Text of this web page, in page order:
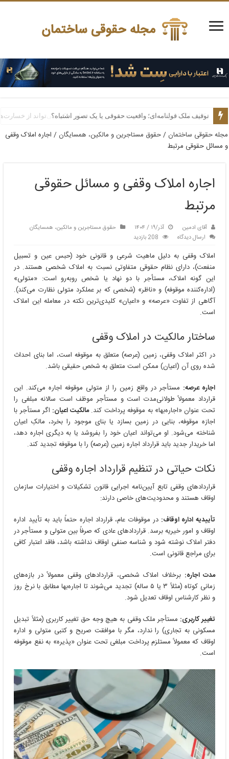
توقیف ملک قولنامه‌ای؛ واقعیت حقوقی یا یک تصور اشتباه؟
وکیل ملکی؛ چرا انتخاب یک متخصص در پرونده‌های ملکی می‌تواند از
مجله حقوقی ساختمان/حقوق مستاجرین و مالکین، همسایگان/ اجاره املاک وقفی
و مسائل حقوقی مرتبط
اجاره املاک وقفی و مسائل حقوقی
مرتبط
آقای ادمین آذر/۱۹ / ۱۴۰۴
حقوق مستاجرین و مالکین، همسایگان
ارسال دیدگاه
208 بازدید
املاک وقفی به دلیل ماهیت شرعی و قانونی خود (حبس عین و تسبیل
منفعت)، دارای نظام حقوقی متفاوتی نسبت به املاک شخصی هستند. در
این گونه املاک، مستأجر با دو نهاد یا شخص روبه‌رو است: «متولی»
(اداره‌کننده موقوفه) و «ناظر» (شخصی که بر عملکرد متولی نظارت می‌کند).
آگاهی از تفاوت «عرصه» و «اعیان» کلیدی‌ترین نکته در معامله این املاک
است.
ساختار مالکیت در املاک وقفی
در اکثر املاک وقفی، زمین (عرصه) متعلق به موقوفه است، اما بنای احداث
شده روی آن (اعیان) ممکن است متعلق به شخص حقیقی باشد.
اجاره عرصه: مستأجر در واقع زمین را از متولی موقوفه اجاره می‌کند. این
قرارداد معمولاً طولانی‌مدت است و مستأجر موظف است سالانه مبلغی را
تحت عنوان «اجاره‌بها» به موقوفه پرداخت کند.مالکیت اعیان: اگر مستأجر با
اجازه موقوفه، بنایی در زمین بسازد یا بنای موجود را بخرد، مالکِ اعیان
شناخته می‌شود. او می‌تواند اعیان خود را بفروشد یا به دیگری اجاره دهد،
اما خریدار جدید باید قرارداد اجاره زمین (عرصه) را با موقوفه تجدید کند.
نکات حیاتی در تنظیم قرارداد اجاره وقفی
قراردادهای وقفی تابع آیین‌نامه اجرایی قانون تشکیلات و اختیارات سازمان
اوقاف هستند و محدودیت‌های خاصی دارند:
تأییدیه اداره اوقاف: در موقوفات عام، قرارداد اجاره حتماً باید به تأیید اداره
اوقاف و امور خیریه برسد. قراردادهای عادی که صرفاً بین متولی و مستأجر در
دفتر املاک نوشته شود و شناسه صنفی اوقاف نداشته باشد، فاقد اعتبار کافی
برای مراجع قانونی است.
مدت اجاره: برخلاف املاک شخصی، قراردادهای وقفی معمولاً در بازه‌های
زمانی کوتاه (مثلاً ۳ یا ۵ ساله) تجدید می‌شوند تا اجاره‌بها مطابق با نرخ روز
و نظر کارشناس اوقاف تعدیل شود.
تغییر کاربری: مستأجر ملک وقفی به هیچ وجه حق تغییر کاربری (مثلاً تبدیل
مسکونی به تجاری) را ندارد، مگر با موافقت صریح و کتبی متولی و اداره
اوقاف که معمولاً مستلزم پرداخت مبلغی تحت عنوان «پذیره» به نفع موقوفه
است.